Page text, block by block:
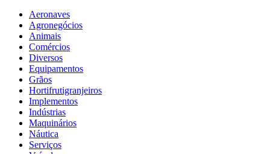
Aeronaves
Agronegócios
Animais
Comércios
Diversos
Equipamentos
Grãos
Hortifrutigranjeiros
Implementos
Indústrias
Maquinários
Náutica
Serviços